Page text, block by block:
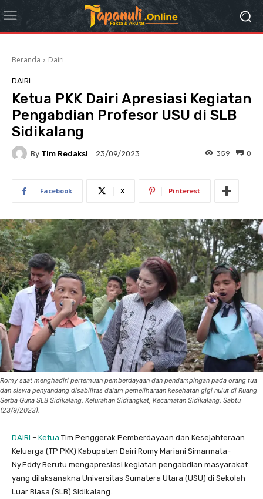
Beranda Dairi
DAIRI
Ketua PKK Dairi Apresiasi Kegiatan
Pengabdian Profesor USU di SLB
Sidikalang
By Tim Redaksi 23/09/2023 0
359
Facebook X Pinterest
Romy saat menghadiri pertemuan pemberdayaan dan pendampingan pada orang tua
dan siswa penyandang disabilitas dalam pemeliharaan kesehatan gigi nulut di Ruang
Serba Guna SLB Sidikalang, Kelurahan Sidiangkat, Kecamatan Sidikalang, Sabtu
(23/9/2023).
DAIRI – Ketua Tim Penggerak Pemberdayaan dan Kesejahteraan
Keluarga (TP PKK) Kabupaten Dairi Romy Mariani Simarmata-
Ny.Eddy Berutu mengapresiasi kegiatan pengabdian masyarakat
yang dilaksanakna Universitas Sumatera Utara (USU) di Sekolah
Luar Biasa (SLB) Sidikalang.